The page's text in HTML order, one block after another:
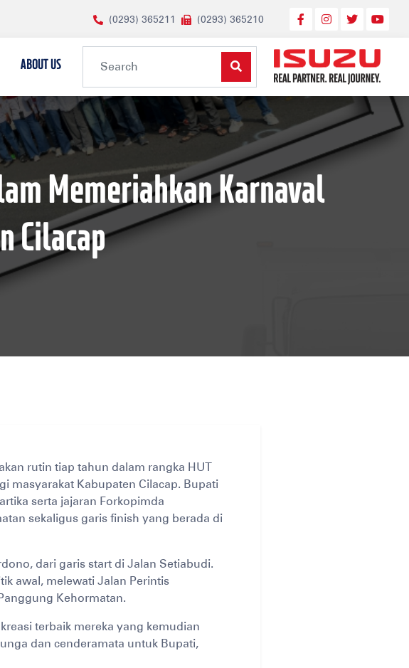
(0293) 365211 (0293) 365210
ABOUT US
Memeriahkan Karnaval
Cilacap
rutin tiap tahun dalam rangka HUT
masyarakat Kabupaten Cilacap. Bupati
serta jajaran Forkopimda
sekaligus garis finish yang berada di
dari garis start di Jalan Setiabudi.
awal, melewati Jalan Perintis
Kehormatan.
terbaik mereka yang kemudian
dan cenderamata untuk Bupati,